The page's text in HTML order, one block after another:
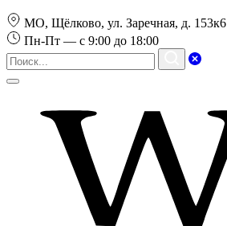
МО, Щёлково, ул. Заречная, д. 153к6
Пн-Пт — с 9:00 до 18:00